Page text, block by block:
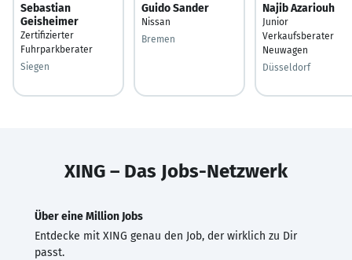
Sebastian
Geisheimer
Zertifizierter
Fuhrparkberater
Siegen
Guido Sander
Nissan
Bremen
Najib Azariouh
Junior
Verkaufsberater
Neuwagen
Düsseldorf
XING – Das Jobs-Netzwerk
Über eine Million Jobs
Entdecke mit XING genau den Job, der wirklich zu Dir
passt.